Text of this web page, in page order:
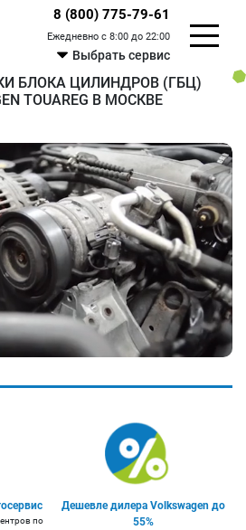
8 (800) 775-79-61
Ежедневно с 8:00 до 22:00
Выбрать сервис
БЛОКА ЦИЛИНДРОВ (ГБЦ)
TOUAREG В МОСКВЕ
по
Дешевле дилера Volkswagen до
55%